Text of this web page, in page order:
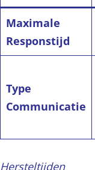
Maximale
Responstijd
Type
Communicatie
Hersteltijden